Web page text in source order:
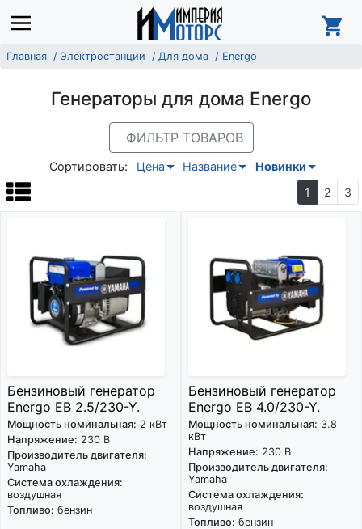
Главная Электростанции Для дома Energo
Генераторы для дома Energo
ФИЛЬТР ТОВАРОВ
Сортировать: Цена Название
Новинки
1
2 3
Бензиновый генератор
Energo EB 2.5/230-Y.
Мощность номинальная: 2 кВт
Напряжение: 230 В
Производитель двигателя:
Yamaha
Система охлаждения:
воздушная
Топливо: бензин
Бензиновый генератор
Energo EB 4.0/230-Y.
Мощность номинальная: 3.8
кВт
Напряжение: 230 В
Производитель двигателя:
Yamaha
Система охлаждения:
воздушная
Топливо: бензин